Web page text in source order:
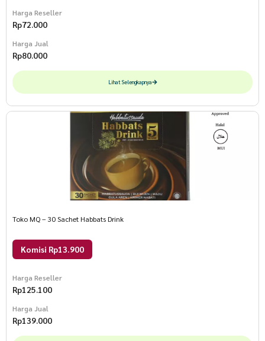
Harga Reseller
Rp72.000
Harga Jual
Rp80.000
Lihat Selengkapnya
Toko MQ – 30 Sachet Habbats Drink
Komisi Rp13.900
Harga Reseller
Rp125.100
Harga Jual
Rp139.000